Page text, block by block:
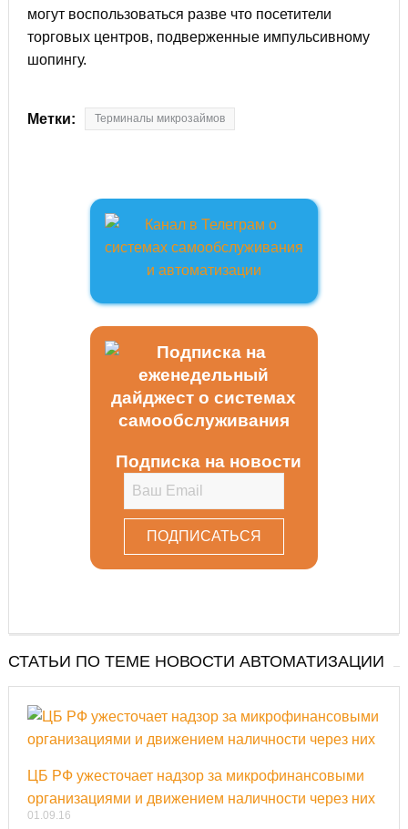
могут воспользоваться разве что посетители
торговых центров, подверженные импульсивному
шопингу.
Метки: Терминалы микрозаймов
Подписка на новости
СТАТЬИ ПО ТЕМЕ НОВОСТИ АВТОМАТИЗАЦИИ
ЦБ РФ ужесточает надзор за микрофинансовыми
организациями и движением наличности через них
01.09.16